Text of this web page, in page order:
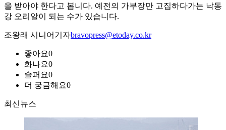
을 받아야 한다고 봅니다. 예전의 가부장만 고집하다가는 낙동
강 오리알이 되는 수가 있습니다.
조왕래 시니어기자bravopress@etoday.co.kr
좋아요0
화나요0
슬퍼요0
더 궁금해요0
최신뉴스